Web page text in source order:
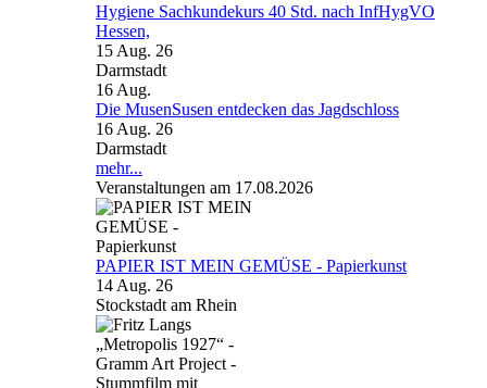
Hygiene Sachkundekurs 40 Std. nach InfHygVO
Hessen,
15 Aug. 26
Darmstadt
16 Aug.
Die MusenSusen entdecken das Jagdschloss
16 Aug. 26
Darmstadt
mehr...
Veranstaltungen am 17.08.2026
PAPIER IST MEIN GEMÜSE - Papierkunst
14 Aug. 26
Stockstadt am Rhein